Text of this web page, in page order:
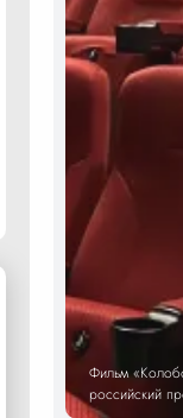
Фильм
российский